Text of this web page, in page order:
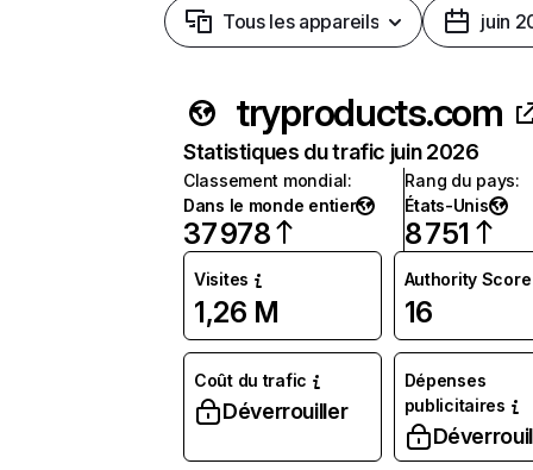
Tous les appareils juin
tryproducts.com
Statistiques du trafic juin 2026
Classement mondial:
Dans le monde entier
37 978
Rang du pays:
États-Unis
8 751
Visites
1,26 M
Authority Score
16
Coût du trafic
Déverrouiller
Dépenses
publicitaires